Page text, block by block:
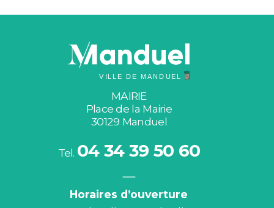
MAIRIE
Place de la Mairie
30129 Manduel
Tel. 04 34 39 50 60
Horaires d’ouverture